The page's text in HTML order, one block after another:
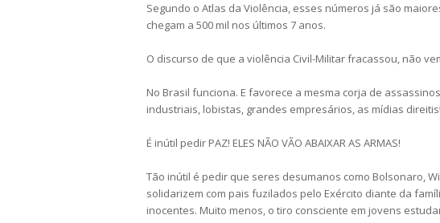
Segundo o Atlas da Violência, esses números já são
chegam a 500 mil nos últimos 7 anos.
O discurso de que a violência Civil-Militar fracassou, não
No Brasil funciona. E favorece a mesma corja de
industriais, lobistas, grandes empresários, as mídias
É inútil pedir PAZ! ELES NÃO VÃO ABAIXAR AS ARMAS!
Tão inútil é pedir que seres desumanos como Bolsonaro,
solidarizem com pais fuzilados pelo Exército diante da
inocentes. Muito menos, o tiro consciente em jovens